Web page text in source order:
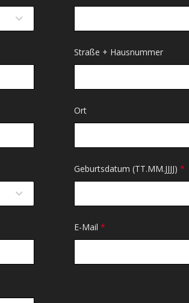
Straße + Hausnummer
Ort
Geburtsdatum (TT.MM.JJJJ) *
E-Mail *